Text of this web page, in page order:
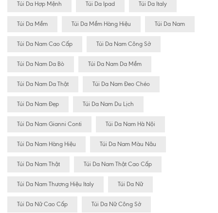
Túi Da Hợp Mệnh Túi Da Ipad Túi Da Italy
Túi Da Mềm Túi Da Mềm Hàng Hiệu Túi Da Nam
Túi Da Nam Cao Cấp Túi Da Nam Công Sở
Túi Da Nam Da Bò Túi Da Nam Da Mềm
Túi Da Nam Da Thật Túi Da Nam Đeo Chéo
Túi Da Nam Đẹp Túi Da Nam Du Lịch
Túi Da Nam Gianni Conti Túi Da Nam Hà Nội
Túi Da Nam Hàng Hiệu Túi Da Nam Màu Nâu
Túi Da Nam Thật Túi Da Nam Thật Cao Cấp
Túi Da Nam Thương Hiệu Italy Túi Da Nữ
Túi Da Nữ Cao Cấp Túi Da Nữ Công Sở